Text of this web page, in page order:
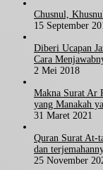
Chusnul,
15 September
Diberi Ucapan
Cara
2 Mei 2018
Makna Surat Ar
yang Manakah
31 Maret 2021
Quran Surat At-
dan
25 November